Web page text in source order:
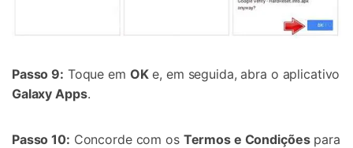
Passo 9: Toque em OKe, em seguida, abra o aplicativo
Galaxy Apps.
Passo 10: Concorde com os Termos e Condiçõespara